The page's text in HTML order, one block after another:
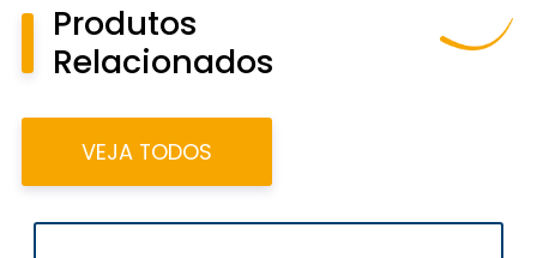
Produtos
Relacionados
VEJA TODOS